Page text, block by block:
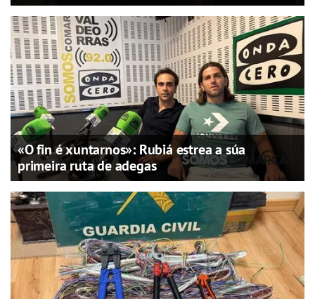
«O fin é xuntarnos»: Rubiá estrea a súa
primeira ruta de adegas